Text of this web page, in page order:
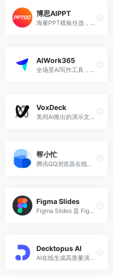
博思AIPPT
海量PPT模板任选，零基础也能快速用AI制作PPT。
AIWork365
全场景AI写作工具，让创作更简单，办公更轻松！
VoxDeck
美间AI推出的演示文稿制作智能体
帮小忙
腾讯QQ浏览器在线工具箱平台
Figma Slides
Figma Slides 是 Figma 发布的PPT制作和演示文稿生成工具，可以帮助创建、设计、定制和分享演示文稿
Decktopus AI
AI在线生成高质量演示文稿